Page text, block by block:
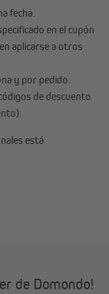
fecha.
en el cupón
aplicarse a otros
y por pedido.
de descuento
está
de Domondo!